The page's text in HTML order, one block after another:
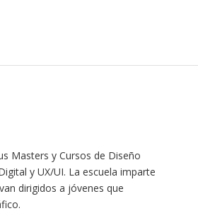
Masters y Cursos de Diseño
y UX/UI. La escuela imparte
dirigidos a jóvenes que